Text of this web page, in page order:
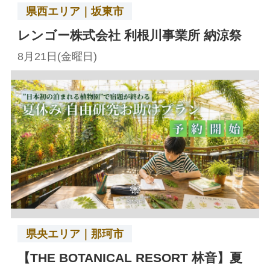
県西エリア｜坂東市
レンゴー株式会社 利根川事業所 納涼祭
8月21日(金曜日)
県央エリア｜那珂市
【THE BOTANICAL RESORT 林音】夏